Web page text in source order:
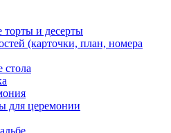
торты и десерты
(карточки, план, номера
стола
для церемонии